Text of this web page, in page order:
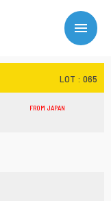
LOT : 065
FROM JAPAN